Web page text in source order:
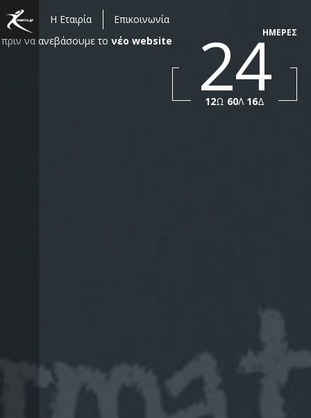
Η Εταιρία Επικοινωνία 24ΗΜΕΡΕΣ
12Ω 60Λ 15Δ
πριν να ανεβάσουμε το νέο website